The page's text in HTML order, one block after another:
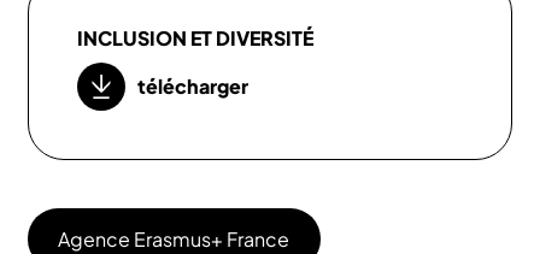
INCLUSION ET DIVERSITÉ
télécharger
Agence Erasmus+ France